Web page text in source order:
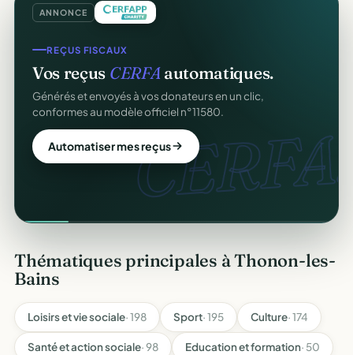
ANNONCE
CERFA.
REÇUS FISCAUX
Vos reçus CERFAautomatiques.
Générés et envoyés à vos donateurs en un clic,
conformes au modèle officiel n°11580.
Automatiser mes reçus
Thématiques principales à Thonon-les-
Bains
Loisirs et vie sociale· 198 Sport· 195 Culture· 174
Santé et action sociale· 98 Education et formation· 50